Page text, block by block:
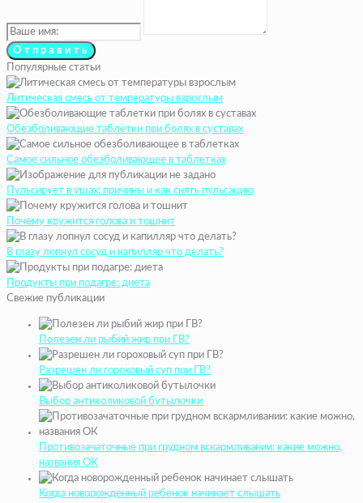
Популярные статьи
Литическая смесь от температуры взрослым
Обезболивающие таблетки при болях в суставах
Самое сильное обезболивающее в таблетках
Пульсирует в ушах: причины и как снять пульсацию
Почему кружится голова и тошнит
В глазу лопнул сосуд и капилляр что делать?
Продукты при подагре: диета
Свежие публикации
Полезен ли рыбий жир при ГВ?
Разрешен ли гороховый суп при ГВ?
Выбор антиколиковой бутылочки
Противозачаточные при грудном вскармливании: какие можно,
названия ОК
Когда новорожденный ребенок начинает слышать